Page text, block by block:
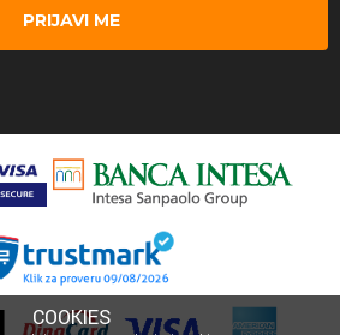
PRIJAVI ME
COOKIES